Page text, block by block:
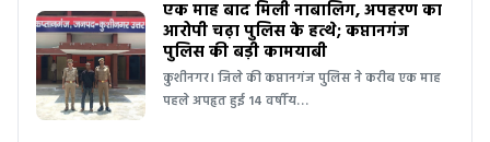
एक माह बाद मिली नाबालिग, अपहरण का
आरोपी चढ़ा पुलिस के हत्थे; कप्तानगंज
पुलिस की बड़ी कामयाबी
कुशीनगर। जिले की कप्तानगंज पुलिस ने करीब एक माह
पहले अपहृत हुई 14 वर्षीय…